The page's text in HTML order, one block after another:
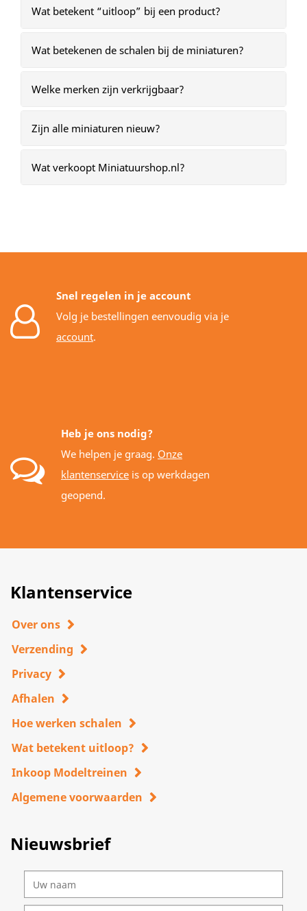
Wat betekent “uitloop” bij een product?
Wat betekenen de schalen bij de miniaturen?
Welke merken zijn verkrijgbaar?
Zijn alle miniaturen nieuw?
Wat verkoopt Miniatuurshop.nl?
Snel regelen in je account
Volg je bestellingen eenvoudig via je
account.
Heb je ons nodig?
We helpen je graag. Onze
klantenservice is op werkdagen
geopend.
Klantenservice
Over ons
Verzending
Privacy
Afhalen
Hoe werken schalen
Wat betekent uitloop?
Inkoop Modeltreinen
Algemene voorwaarden
Nieuwsbrief